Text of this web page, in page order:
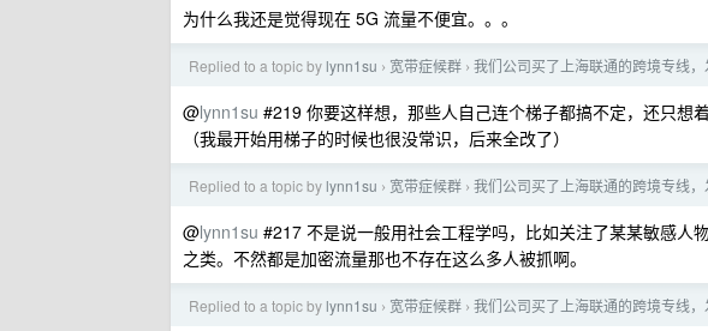
为什么我还是觉得现在 5G 流量不便宜。。。
Replied to a topic by lynn1su › 宽带症候群 › 我们公司买了上海联通的跨境专线
@lynn1su #219 你要这样想，那些人自己连个梯子都搞不定，还只想
（我最开始用梯子的时候也很没常识，后来全改了）
Replied to a topic by lynn1su › 宽带症候群 › 我们公司买了上海联通的跨境专线
@lynn1su #217 不是说一般用社会工程学吗，比如关注了某某敏感人
之类。不然都是加密流量那也不存在这么多人被抓啊。
Replied to a topic by lynn1su › 宽带症候群 › 我们公司买了上海联通的跨境专线